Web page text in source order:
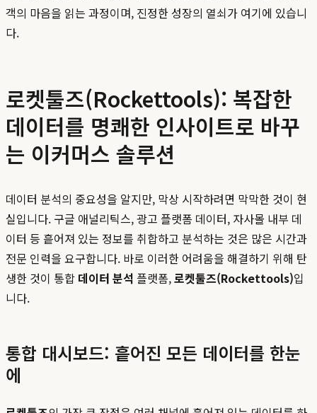
객의 마음을 읽는 과정이며, 진정한 성장의 열쇠가 여기에 있습니
다.
로켓툴즈(Rockettools): 복잡한
데이터를 명쾌한 인사이트로 바꾸
는 이커머스 솔루션
데이터 분석의 중요성을 알지만, 막상 시작하려면 막막한 것이 현
실입니다. 구글 애널리틱스, 광고 플랫폼 데이터, 자사몰 내부 데
이터 등 흩어져 있는 정보를 취합하고 분석하는 것은 많은 시간과
전문 인력을 요구합니다. 바로 이러한 어려움을 해결하기 위해 탄
생한 것이 통합 데이터 분석 플랫폼,로켓툴즈(Rockettools)입
니다.
통합 대시보드: 흩어진 모든 데이터를 한눈
에